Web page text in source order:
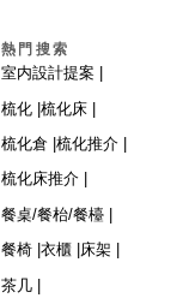
熱門搜索
室内設計提案 |
梳化 |梳化床 |
梳化倉 | 梳化推介 |
梳化床推介 |
餐桌/餐枱/餐檯 |
餐椅 | 衣櫃 | 床架 |
茶几 |